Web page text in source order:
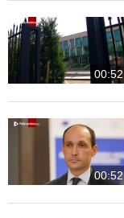
00:52
00:52